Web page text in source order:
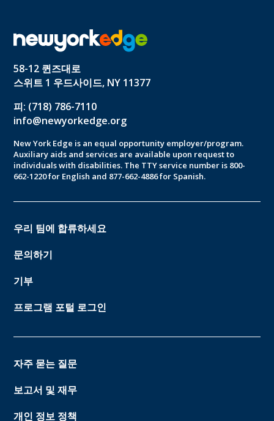
58-12 퀸즈대로
스위트 1 우드사이드, NY 11377
피: (718) 786-7110
info@newyorkedge.org
New York Edge is an equal opportunity employer/program.
Auxiliary aids and services are available upon request to
individuals with disabilities. The TTY service number is 800-
662-1220 for English and 877-662-4886 for Spanish.
우리 팀에 합류하세요
문의하기
기부
프로그램 포털 로그인
자주 묻는 질문
보고서 및 재무
개인 정보 정책